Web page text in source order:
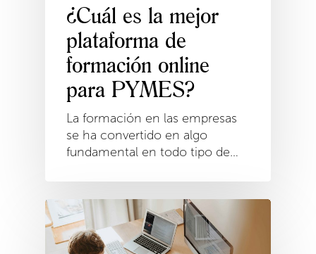
¿Cuál es la mejor
plataforma de
formación online
para PYMES?
La formación en las empresas
se ha convertido en algo
fundamental en todo tipo de…